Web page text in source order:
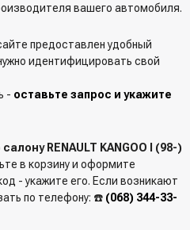
вашего автомобиля.
предоставлен удобный
идентифицировать свой
- оставьте запрос и укажите
RENAULT KANGOO I (98-)
в корзину и оформите
- укажите его. Если возникают
по телефону: ☎️ (068) 344-33-